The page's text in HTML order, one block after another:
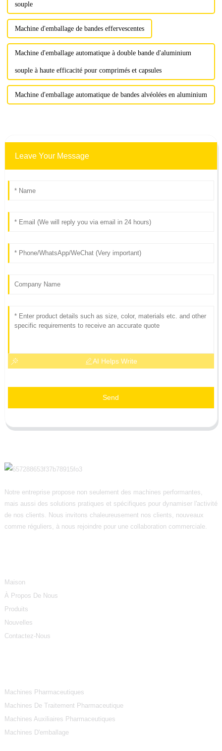
souple
Machine d'emballage de bandes effervescentes
Machine d'emballage automatique à double bande d'aluminium
souple à haute efficacité pour comprimés et capsules
Machine d'emballage automatique de bandes alvéolées en aluminium
Leave Your Message
AI Helps Write
Send
Notre entreprise propose non seulement des machines performantes,
mais aussi des solutions pratiques et spécifiques pour dynamiser l'activité
de nos clients. Nous invitons chaleureusement nos clients, nouveaux
comme réguliers, à nous rejoindre pour une collaboration commerciale.
Maison
À Propos De Nous
Produits
Nouvelles
Contactez-Nous
Machines Pharmaceutiques
Machines De Traitement Pharmaceutique
Machines Auxiliaires Pharmaceutiques
Machines D'emballage